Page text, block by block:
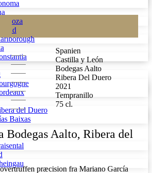
del Duero
Baixas
Spanien
Castilla y León
Bodegas Aalto
Ribera Del Duero
2021
Tempranillo
75 cl.
Bodegas Aalto, Ribera del
præcision fra Mariano García